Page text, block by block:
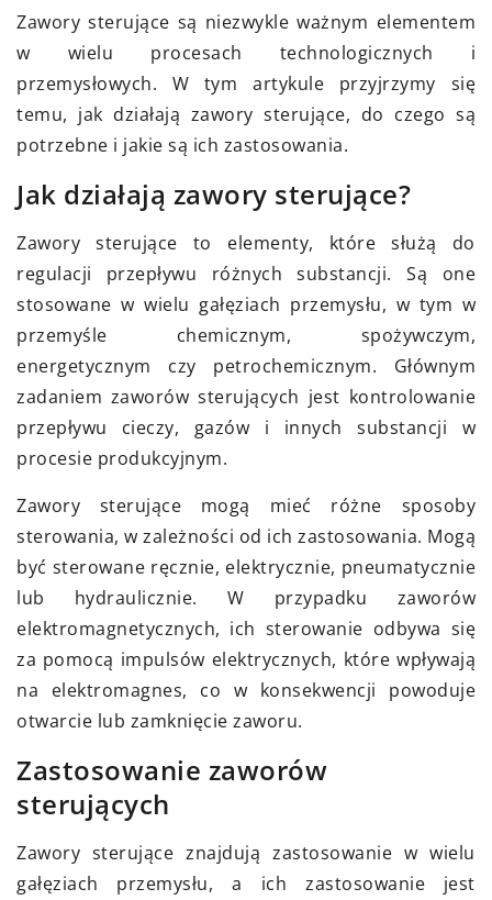
Zawory sterujące są niezwykle ważnym elementem
w wielu procesach technologicznych i
przemysłowych. W tym artykule przyjrzymy się
temu, jak działają zawory sterujące, do czego są
potrzebne i jakie są ich zastosowania.
Jak działają zawory sterujące?
Zawory sterujące to elementy, które służą do
regulacji przepływu różnych substancji. Są one
stosowane w wielu gałęziach przemysłu, w tym w
przemyśle chemicznym, spożywczym,
energetycznym czy petrochemicznym. Głównym
zadaniem zaworów sterujących jest kontrolowanie
przepływu cieczy, gazów i innych substancji w
procesie produkcyjnym.
Zawory sterujące mogą mieć różne sposoby
sterowania, w zależności od ich zastosowania. Mogą
być sterowane ręcznie, elektrycznie, pneumatycznie
lub hydraulicznie. W przypadku zaworów
elektromagnetycznych, ich sterowanie odbywa się
za pomocą impulsów elektrycznych, które wpływają
na elektromagnes, co w konsekwencji powoduje
otwarcie lub zamknięcie zaworu.
Zastosowanie zaworów
sterujących
Zawory sterujące znajdują zastosowanie w wielu
gałęziach przemysłu, a ich zastosowanie jest